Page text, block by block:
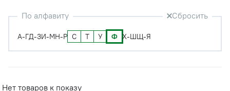
По алфавиту Сбросить
А-ГД-ЗИ-МН-Р С Т У Ф Х-ШЩ-Я
Нет товаров к показу